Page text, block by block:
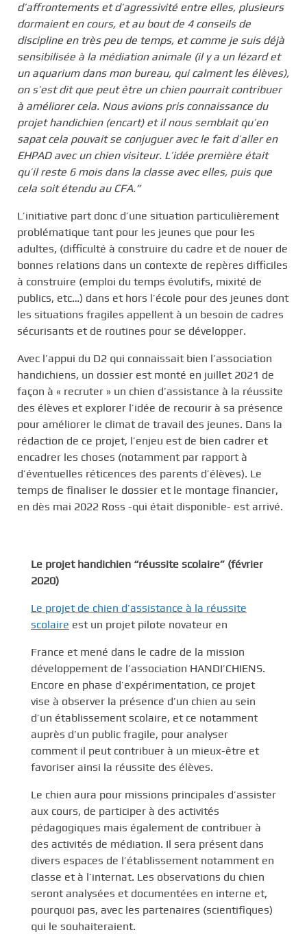
d’affrontements et d’agressivité entre elles, plusieurs
dormaient en cours, et au bout de 4 conseils de
discipline en très peu de temps, et comme je suis déjà
sensibilisée à la médiation animale (il y a un lézard et
un aquarium dans mon bureau, qui calment les élèves),
on s’est dit que peut être un chien pourrait contribuer
à améliorer cela. Nous avions pris connaissance du
projet handichien (encart) et il nous semblait qu’en
sapat cela pouvait se conjuguer avec le fait d’aller en
EHPAD avec un chien visiteur. L’idée première était
qu’il reste 6 mois dans la classe avec elles, puis que
cela soit étendu au CFA.”
L’initiative part donc d’une situation particulièrement
problématique tant pour les jeunes que pour les
adultes, (difficulté à construire du cadre et de nouer de
bonnes relations dans un contexte de repères difficiles
à construire (emploi du temps évolutifs, mixité de
publics, etc…) dans et hors l’école pour des jeunes dont
les situations fragiles appellent à un besoin de cadres
sécurisants et de routines pour se développer.
Avec l’appui du D2 qui connaissait bien l’association
handichiens, un dossier est monté en juillet 2021 de
façon à « recruter » un chien d’assistance à la réussite
des élèves et explorer l’idée de recourir à sa présence
pour améliorer le climat de travail des jeunes. Dans la
rédaction de ce projet, l’enjeu est de bien cadrer et
encadrer les choses (notamment par rapport à
d’éventuelles réticences des parents d’élèves). Le
temps de finaliser le dossier et le montage financier,
en dès mai 2022 Ross -qui était disponible- est arrivé.
Le projet handichien “réussite scolaire” (février
2020)
Le projet de chien d’assistance à la réussite
scolaire est un projet pilote novateur en
France et mené dans le cadre de la mission
développement de l’association HANDI’CHIENS.
Encore en phase d’expérimentation, ce projet
vise à observer la présence d’un chien au sein
d’un établissement scolaire, et ce notamment
auprès d’un public fragile, pour analyser
comment il peut contribuer à un mieux-être et
favoriser ainsi la réussite des élèves.
Le chien aura pour missions principales d’assister
aux cours, de participer à des activités
pédagogiques mais également de contribuer à
des activités de médiation. Il sera présent dans
divers espaces de l’établissement notamment en
classe et à l’internat. Les observations du chien
seront analysées et documentées en interne et,
pourquoi pas, avec les partenaires (scientifiques)
qui le souhaiteraient.